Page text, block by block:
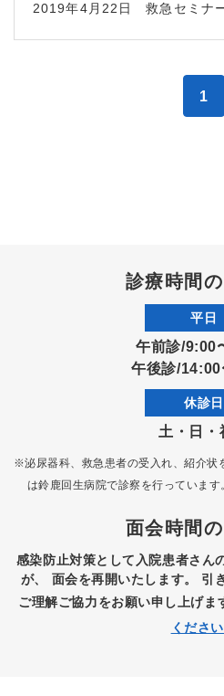
2019年4月22日 救急セミナ
1
診療時間
平日
午前診/9:00
午後診/
休診日
土・日・
※泌尿器科、救急患者の受入れ、紹介状
は鈴鹿回生病院で診察を行っています
面会時間
感染防止対策として入院患者さん
が、 面会を再開いたします。 引
ご理解ご協力をお願い申し上げま
ください